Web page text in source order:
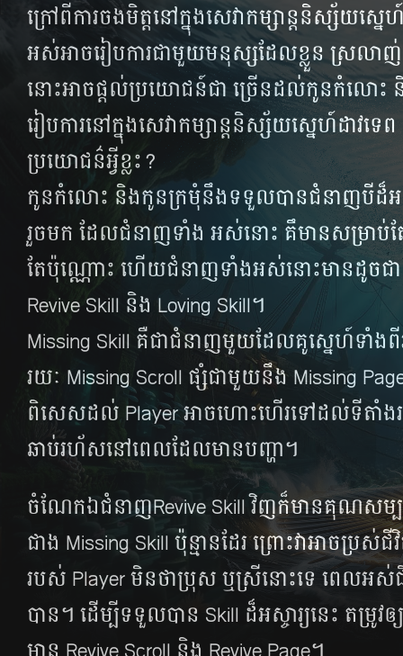
ក្រៅ​ពី​ការ​ចង​មិត្ត​នៅ​ក្នុង​សេវា​កម្សាន្ត​និស្ស័យ​ស្នេ
អស់​អាច​រៀប​ការ​ជាមួយ​មនុស្ស​ដែល​ខ្លួន​ ស្រលាញ់​
នោះ​អាច​ផ្ដល់​ប្រយោជន៍​ជា ច្រើន​ដល់​កូន​កំលោះ
រៀប​ការ​នៅ​ក្នុង​សេវា​កម្សាន្ត​និស្ស័យ​ស្នេហ៍​ដាវ​ទ
ប្រយោជន៌​អ្វី​ខ្លះ?
កូន​កំលោះ​ និង​កូន​ក្រមុំ​នឹង​ទទួល​បាន​ជំនាញ​បី​ដ៏​អស្ច
រួច​មក ដែល​ជំនាញ​ទាំង អស់​នោះ គឹ​មាន​សម្រាប់​ត
តែ​ប៉ុណ្ណោះ ហើយ​ជំនាញ​ទាំងអស់​នោះ​មាន​ដូច​ជា
Revive Skill និង Loving Skill។
Missing Skill គឺ​ជា​ជំនាញ​មួយ​ដែល​គូស្នេហ៍​​ទាំង
រយៈ Missing Scroll ផ្សំ​ជាមួយ​នឹង Missing
ពិសេស​ដល់ Player អាច​ហោះ​ហើរ​ទៅ​ដល់​ទីតាំ
ឆាប់​រហ័ស​នៅ​ពេល​ដែល​មាន​បញ្ហា។
ចំណែក​ឯ​ជំនាញRevive Skill វិញ​ក៏​មាន​គុណសម្
ជាង Missing Skill ប៉ុន្មាន​ដែរ ព្រោះ​វា​អាច​ប្រស់​
របស់ Player មិន​ថា​ប្រុស ឬ​ស្រី​នោះ​ទេ ពេល​អ
បាន។ ដើម្បី​ទទួល​បាន Skill ដ៏​អស្ចារ្យ​នេះ តម្រូវ​